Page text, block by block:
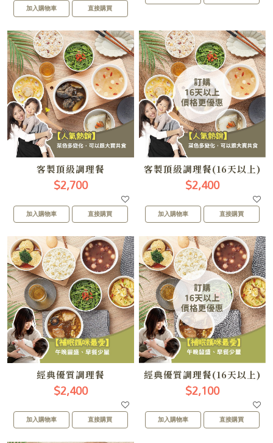
加入購物車 直接購買
客製頂級調理餐
$2,700
加入購物車 直接購買
客製頂級調理餐(16天以上)
$2,400
加入購物車 直接購買
經典優質調理餐
$2,400
加入購物車 直接購買
經典優質調理餐(16天以上)
$2,100
加入購物車 直接購買